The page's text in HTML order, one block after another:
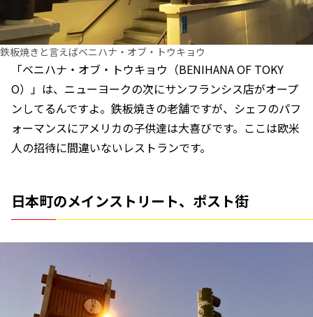
鉄板焼きと言えばベニハナ・オブ・トウキョウ
「ベニハナ・オブ・トウキョウ（BENIHANA OF TOKY
O）」は、ニューヨークの次にサンフランシス店がオープ
ンしてるんですよ。鉄板焼きの老舗ですが、シェフのパフ
ォーマンスにアメリカの子供達は大喜びです。ここは欧米
人の招待に間違いないレストランです。
日本町のメインストリート、ポスト街